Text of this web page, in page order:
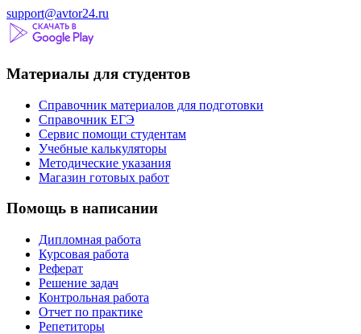
support@avtor24.ru
Материалы для студентов
Справочник материалов для подготовки
Справочник ЕГЭ
Сервис помощи студентам
Учебные калькуляторы
Методические указания
Магазин готовых работ
Помощь в написании
Дипломная работа
Курсовая работа
Реферат
Решение задач
Контрольная работа
Отчет по практике
Репетиторы